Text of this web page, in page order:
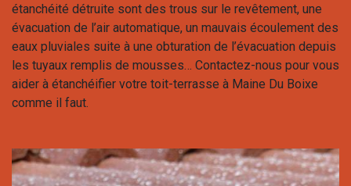
étanchéité détruite sont des trous sur le revêtement, une
évacuation de l’air automatique, un mauvais écoulement des
eaux pluviales suite à une obturation de l’évacuation depuis
les tuyaux remplis de mousses… Contactez-nous pour vous
aider à étanchéifier votre toit-terrasse à Maine Du Boixe
comme il faut.